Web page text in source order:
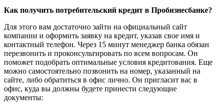
Как получить потребительский кредит в Пробизнесбанке?
Для этого вам достаточно зайти на официальный сайт
компании и оформить заявку на кредит, указав свое имя и
контактный телефон. Через 15 минут менеджер банка обязан
перезвонить и проконсультировать по всем вопросам. Он
поможет подобрать оптимальные условия кредитования. Еще
можно самостоятельно позвонить на номер, указанный на
сайте, либо обратиться в офис лично. Он пригласит вас в
офис, куда вы должны будете принести следующие
документы: